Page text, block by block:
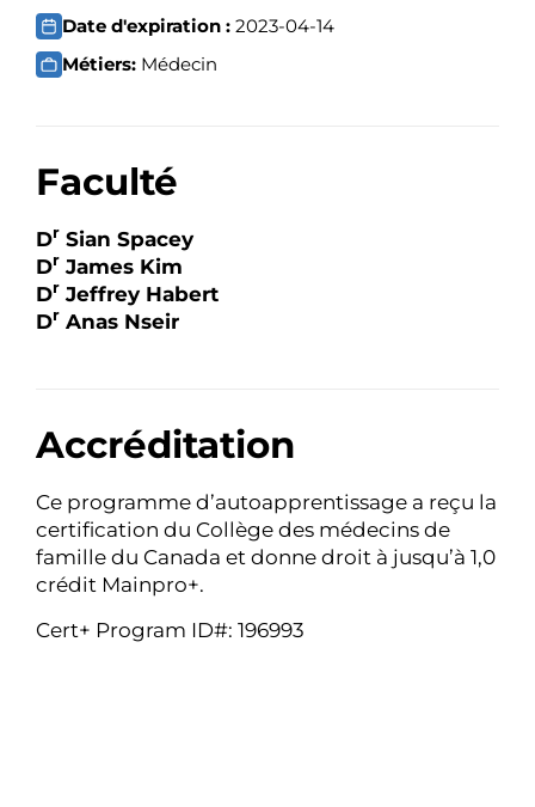
Date d'expiration : 2023-04-14
Métiers: Médecin
Faculté
Dr Sian Spacey
Dr James Kim
Dr Jeffrey Habert
Dr Anas Nseir
Accréditation
Ce programme d’autoapprentissage a reçu la
certification du Collège des médecins de
famille du Canada et donne droit à jusqu’à 1,0
crédit Mainpro+.
Cert+ Program ID#: 196993